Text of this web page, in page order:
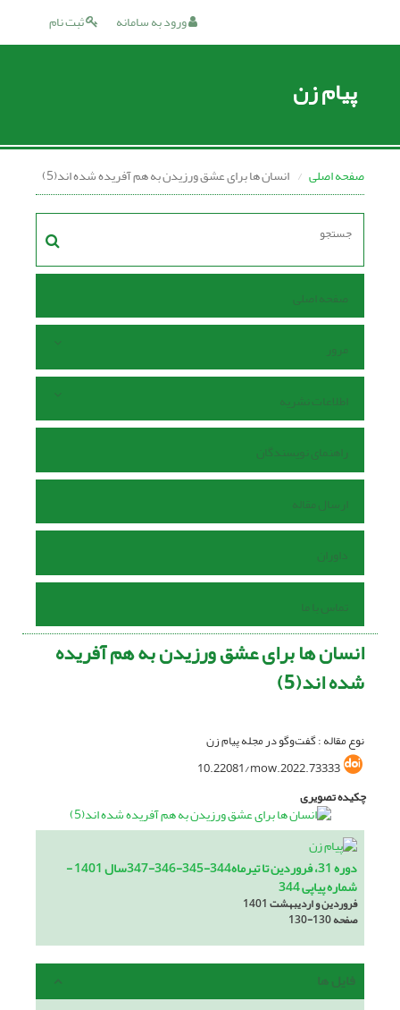
ثبت نام ورود به سامانه
پیام زن
صفحه اصلی انسان ها برای عشق ورزیدن به هم آفریده شده اند(5)
صفحه اصلی
مرور
اطلاعات نشریه
راهنمای نویسندگان
ارسال مقاله
داوران
تماس با ما
انسان ها برای عشق ورزیدن به هم آفریده
شده اند(5)
نوع مقاله : گفت‌وگو در مجله پیام زن
10.22081/mow.2022.73333
چکیده تصویری
دوره 31، فروردین تا تیرماه344-345-346-347سال 1401 -
شماره پیاپی 344
فروردین و اردیبهشت 1401
صفحه130-130
فایل ها